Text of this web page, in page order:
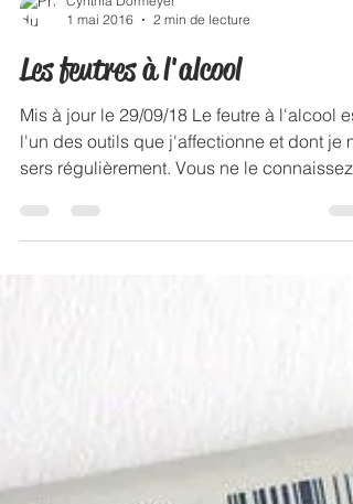
1 mai 2016
2 min de lecture
Les feutres à l'alcool
Mis à jour le 29/09/18 Le feutre à l'alcool est
l'un des outils que j'affectionne et dont je
sers régulièrement. Vous ne le